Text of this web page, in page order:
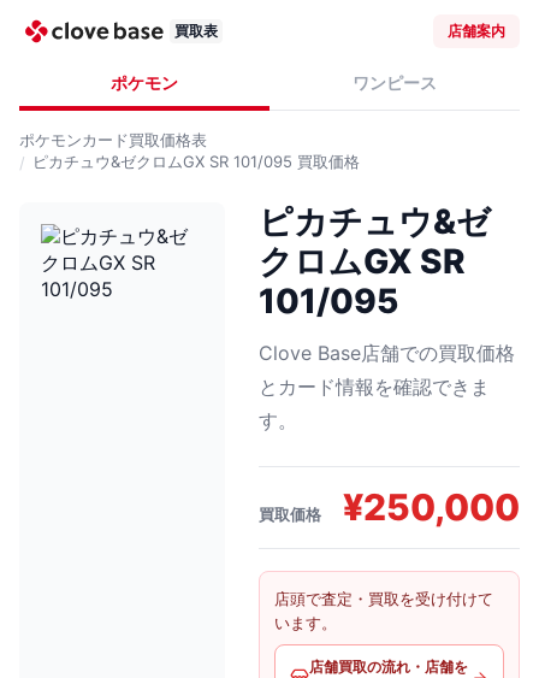
買取表 店舗案内
ポケモン ワンピース
ポケモンカード買取価格表
ピカチュウ&ゼクロムGX SR 101/095 買取価格
ピカチュウ&ゼ
クロムGX SR
101/095
Clove Base店舗での買取価格
とカード情報を確認できま
す。
買取価格 ¥250,000
店頭で査定・買取を受け付けて
います。
店舗買取の流れ・店舗を